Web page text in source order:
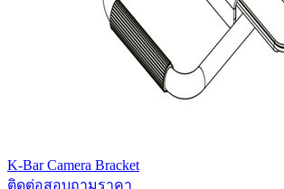
K-Bar Camera Bracket
ติดต่อสอบถามราคา